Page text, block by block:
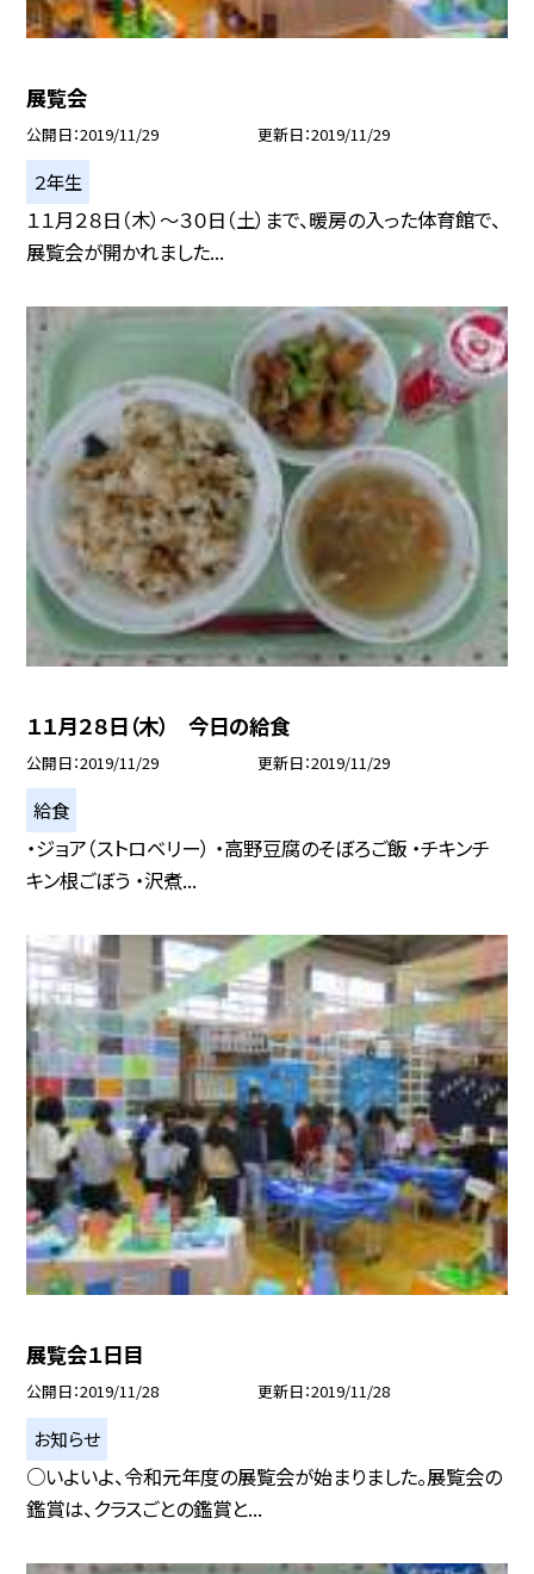
展覧会
公開日 2019/11/29 更新日 2019/11/29
２年生
１１月２８日（木）〜３０日（土）まで、暖房の入った体育館で、
展覧会が開かれました...
１１月２８日（木） 今日の給食
公開日 2019/11/29 更新日 2019/11/29
給食
・ジョア（ストロベリー） ・高野豆腐のそぼろご飯 ・チキンチ
キン根ごぼう ・沢煮...
展覧会１日目
公開日 2019/11/28 更新日 2019/11/28
お知らせ
○いよいよ、令和元年度の展覧会が始まりました。展覧会の
鑑賞は、クラスごとの鑑賞と...